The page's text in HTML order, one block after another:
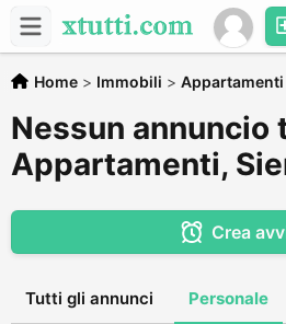
Home > Immobili > Appartamenti
Nessun annuncio
Appartamenti,
Crea
Tutti gli annunci Personale